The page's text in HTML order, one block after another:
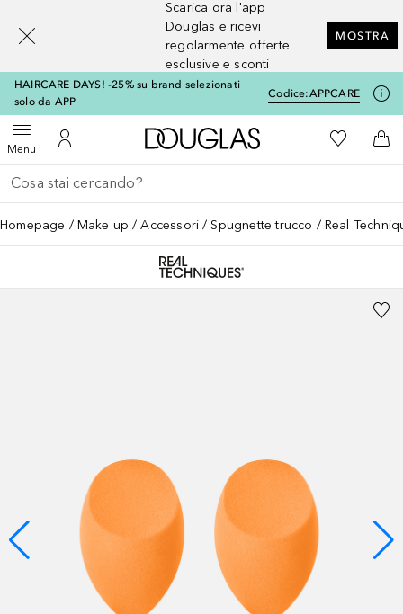
Scarica ora l'app
Douglas e ricevi
regolarmente offerte
esclusive e sconti
MOSTRA
HAIRCARE DAYS! -25% su brand selezionati
solo da APP
Codice:APPCARE
MenuApri menuAl Mio Account
A Douglas HomeAlla Mia
Al
Torna indietro
Esegui ricerca
Homepage Make up Accessori Spugnette trucco Real
[navigation.slideout.screenreader]